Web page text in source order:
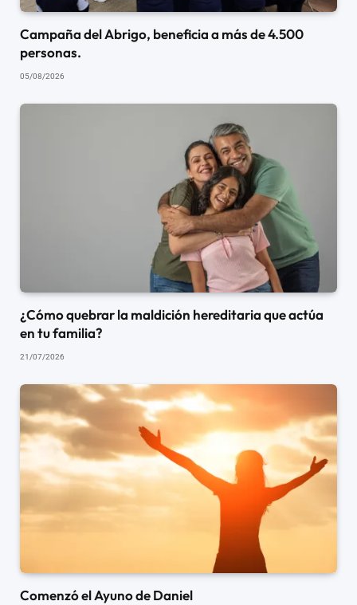
Campaña del Abrigo, beneficia a más de 4.500
personas.
05/08/2026
¿Cómo quebrar la maldición hereditaria que actúa
en tu familia?
21/07/2026
Comenzó el Ayuno de Daniel